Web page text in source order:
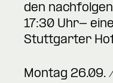
den
17:30 Uhr-
Stuttgarter
Montag 26.09.